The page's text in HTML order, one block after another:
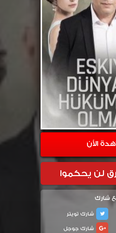
الأن
لن يحكموا
شارك
شارك تويتر
شارك جوجل